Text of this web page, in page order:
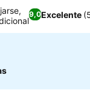
9,0Excelente